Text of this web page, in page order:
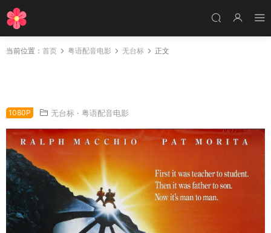
当前位置： 首页 粤语配音电影 无台标 正文
1080P 无台标 · 粤语配音电影